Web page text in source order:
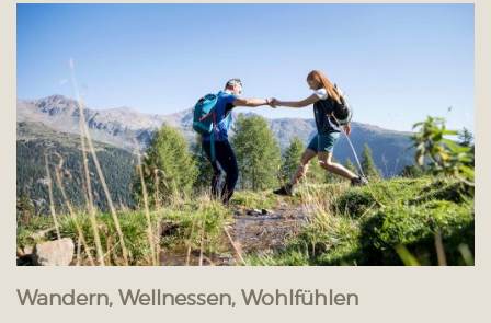
Wandern, Wellnessen, Wohlfühlen